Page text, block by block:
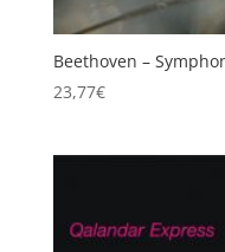
Beethoven –
23,77€